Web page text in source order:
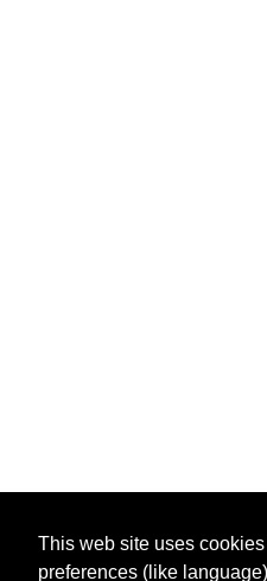
This web site uses
preferences (like